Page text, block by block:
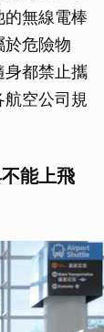
的無線電棒
於危險物
身都禁止攜
空公司規
能上飛